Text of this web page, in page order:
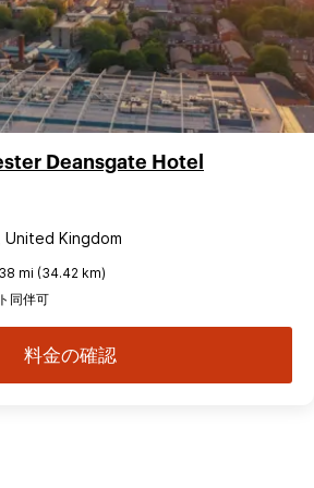
Deansgate Hotel
United Kingdom
mi (34.42 km)
同伴可
料金の確認